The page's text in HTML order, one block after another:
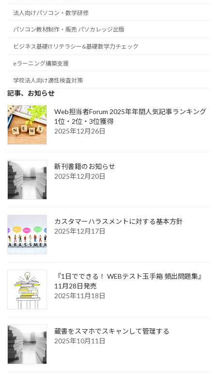
法人向けパソコン・数学研修
パソコン教材制作・販売 パソカレッジ出版
ビジネス基礎ITリテラシー&基礎数学力チェック
eラーニング構築支援
学校法人向け適性検査対策
記事、お知らせ
Web担当者Forum 2025年年間人気記事ランキング
1位・2位・3位獲得
2025年12月26日
新刊書籍のお知らせ
2025年12月20日
カスタマーハラスメントに対する基本方針
2025年12月17日
『1日でできる！ WEBテスト玉手箱 頻出問題集』
11月28日発売
2025年11月18日
蔵書をスマホでスキャンして管理する
2025年10月11日